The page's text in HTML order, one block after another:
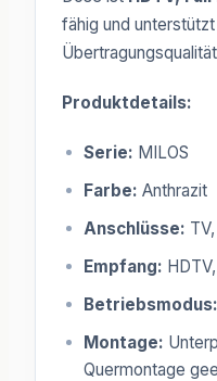
fähig und
Produktdetails:
Serie: MILOS
Farbe: Anthrazit
Anschlüsse:
Empfang:
Betriebsmodus:
Montage:
Quermontage